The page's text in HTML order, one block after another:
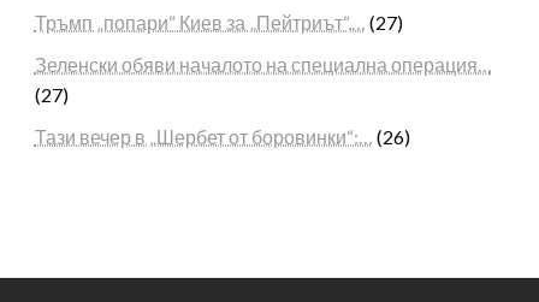
Тръмп „попари“ Киев за „Пейтриът“,… (27)
Зеленски обяви началото на специална операция…
(27)
Тази вечер в „Шербет от боровинки“:… (26)